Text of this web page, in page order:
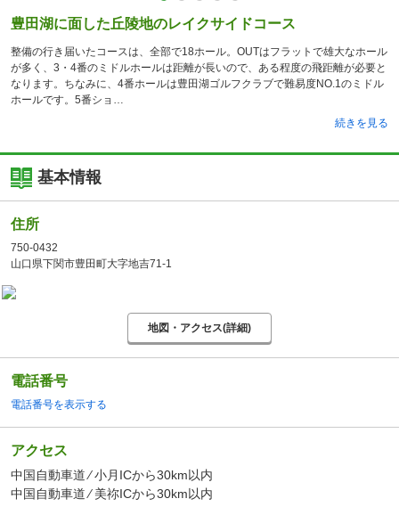
豊田湖に面した丘陵地のレイクサイドコース
整備の行き届いたコースは、全部で18ホール。OUTはフラットで雄大なホール
が多く、3・4番のミドルホールは距離が長いので、ある程度の飛距離が必要と
なります。ちなみに、4番ホールは豊田湖ゴルフクラブで難易度NO.1のミドル
ホールです。5番ショ
続きを見る
基本情報
住所
750-0432
山口県下関市豊田町大字地吉71-1
地図・アクセス(詳細)
電話番号
電話番号を表示する
アクセス
中国自動車道 ⁄ 小月ICから30km以内
中国自動車道 ⁄ 美祢ICから30km以内